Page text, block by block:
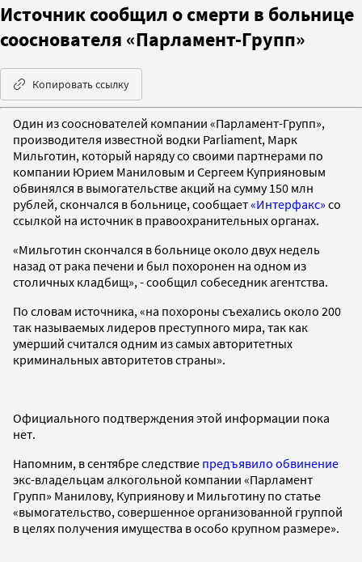
Источник сообщил о смерти в больнице
сооснователя «Парламент-Групп»
Копировать ссылку
Один из сооснователей компании «Парламент-Групп»,
производителя известной водки Parliament, Марк
Мильготин, который наряду со своими партнерами по
компании Юрием Маниловым и Сергеем Куприяновым
обвинялся в вымогательстве акций на сумму 150 млн
рублей, скончался в больнице, сообщает«Интерфакс» со
ссылкой на источник в правоохранительных органах.
«Мильготин скончался в больнице около двух недель
назад от рака печени и был похоронен на одном из
столичных кладбищ», - сообщил собеседник агентства.
По словам источника, «на похороны съехались около 200
так называемых лидеров преступного мира, так как
умерший считался одним из самых авторитетных
криминальных авторитетов страны».
Официального подтверждения этой информации пока
нет.
Напомним, в сентябре следствие предъявило обвинение
экс-владельцам алкогольной компании «Парламент
Групп» Манилову, Куприянову и Мильготину по статье
«вымогательство, совершенное организованной группой
в целях получения имущества в особо крупном размере».